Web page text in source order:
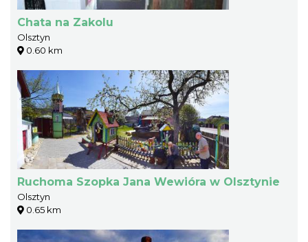
Chata na Zakolu
Olsztyn
0.60 km
Ruchoma Szopka Jana Wewióra w Olsztynie
Olsztyn
0.65 km